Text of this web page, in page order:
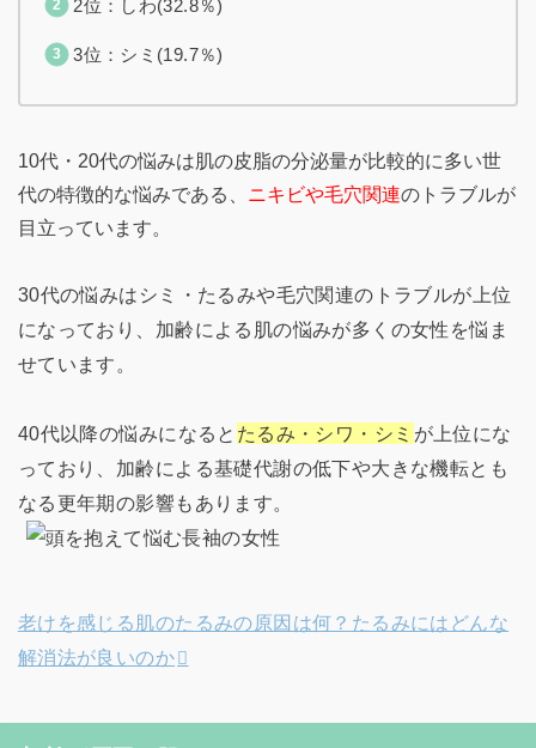
2位：しわ(32.8％)
3位：シミ(19.7％)
10代・20代の悩みは肌の皮脂の分泌量が比較的に多い世
代の特徴的な悩みである、
ニキビや毛穴関連のトラブルが
目立っています。
30代の悩みはシミ・たるみや毛穴関連のトラブルが上位
になっており、加齢による肌の悩みが多くの女性を悩ま
せています。
40代以降の悩みになると たるみ・シワ・シミ が上位にな
っており、加齢による基礎代謝の低下や大きな機転とも
なる更年期の影響もあります。
老けを感じる肌のたるみの原因は何？たるみにはどんな
解消法が良いのか